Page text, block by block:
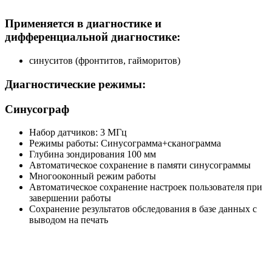
Применяется в диагностике и
дифференциальной диагностике:
синуситов (фронтитов, гайморитов)
Диагностические режимы:
Синусограф
Набор датчиков: 3 МГц
Режимы работы: Синусограмма+сканограмма
Глубина зондирования 100 мм
Автоматическое сохранение в памяти синусограммы
Многооконный режим работы
Автоматическое сохранение настроек пользователя при
завершении работы
Сохранение результатов обследования в базе данных с
выводом на печать